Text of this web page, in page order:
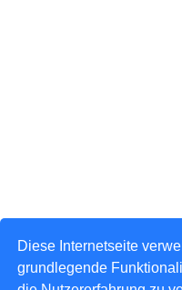
Diese Internetseite
grundlegende